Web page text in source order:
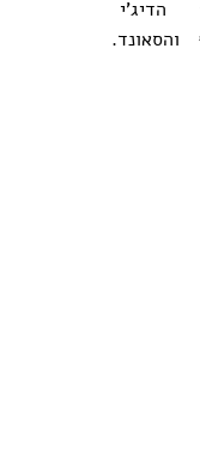
הדיג'י
והסאונד.